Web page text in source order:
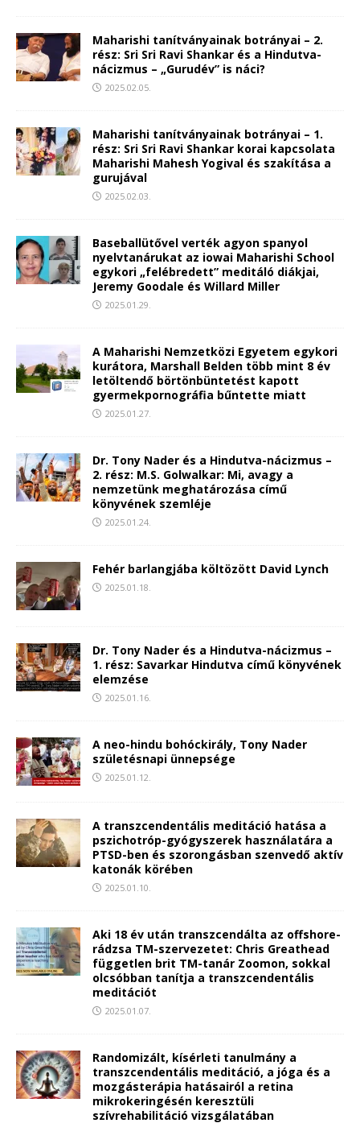
Maharishi tanítványainak botrányai – 2.
rész: Sri Sri Ravi Shankar és a Hindutva-
nácizmus – „Gurudév” is náci?
2025.02.05.
Maharishi tanítványainak botrányai – 1.
rész: Sri Sri Ravi Shankar korai kapcsolata
Maharishi Mahesh Yogival és szakítása a
gurujával
2025.02.03.
Baseballütővel verték agyon spanyol
nyelvtanárukat az iowai Maharishi School
egykori „felébredett” meditáló diákjai,
Jeremy Goodale és Willard Miller
2025.01.29.
A Maharishi Nemzetközi Egyetem egykori
kurátora, Marshall Belden több mint 8 év
letöltendő börtönbüntetést kapott
gyermekpornográfia bűntette miatt
2025.01.27.
Dr. Tony Nader és a Hindutva-nácizmus –
2. rész: M.S. Golwalkar: Mi, avagy a
nemzetünk meghatározása című
könyvének szemléje
2025.01.24.
Fehér barlangjába költözött David Lynch
2025.01.18.
Dr. Tony Nader és a Hindutva-nácizmus –
1. rész: Savarkar Hindutva című könyvének
elemzése
2025.01.16.
A neo-hindu bohóckirály, Tony Nader
születésnapi ünnepsége
2025.01.12.
A transzcendentális meditáció hatása a
pszichotróp-gyógyszerek használatára a
PTSD-ben és szorongásban szenvedő aktív
katonák körében
2025.01.10.
Aki 18 év után transzcendálta az offshore-
rádzsa TM-szervezetet: Chris Greathead
független brit TM-tanár Zoomon, sokkal
olcsóbban tanítja a transzcendentális
meditációt
2025.01.07.
Randomizált, kísérleti tanulmány a
transzcendentális meditáció, a jóga és a
mozgásterápia hatásairól a retina
mikrokeringésén keresztüli
szívrehabilitáció vizsgálatában